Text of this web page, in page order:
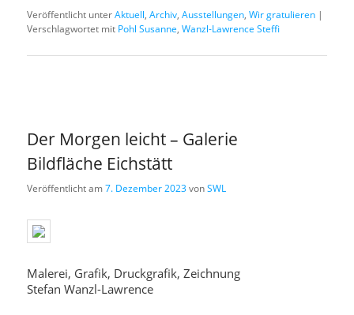
Veröffentlicht unterAktuell,Archiv,Ausstellungen,Wir gratulieren |
Verschlagwortet mit Pohl Susanne,Wanzl-Lawrence Steffi
Der Morgen leicht – Galerie
Bildfläche Eichstätt
Veröffentlicht am7. Dezember 2023vonSWL
Malerei, Grafik, Druckgrafik, Zeichnung
Stefan Wanzl-Lawrence